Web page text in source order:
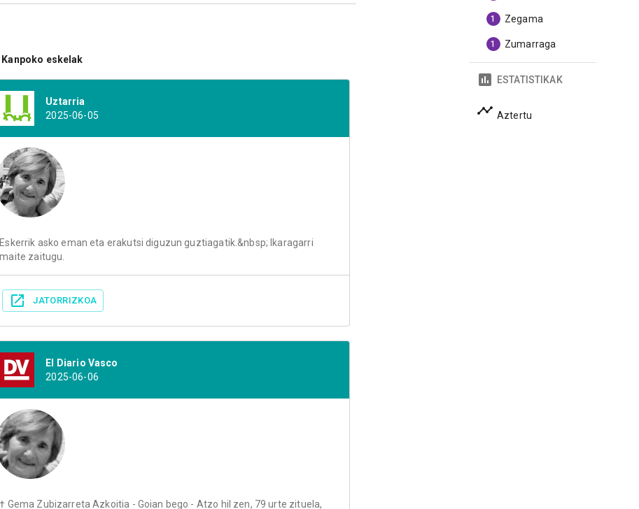
Kanpoko eskelak
Uztarria
2025-06-05
Eskerrik asko eman eta erakutsi diguzun guztiagatik.&nbsp; Ikaragarri
maite zaitugu.
JATORRIZKOA
El Diario Vasco
2025-06-06
† Gema Zubizarreta Azkoitia - Goian bego - Atzo hil zen, 79 urte zituela,
1 Zegama
1 Zumarraga
ESTATISTIKAK
Aztertu